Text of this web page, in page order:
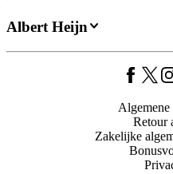
Albert Heijn
Algemene
Retour
Zakelijke